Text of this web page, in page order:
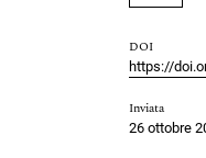
DOI
https://
Inviata
26 ottobre